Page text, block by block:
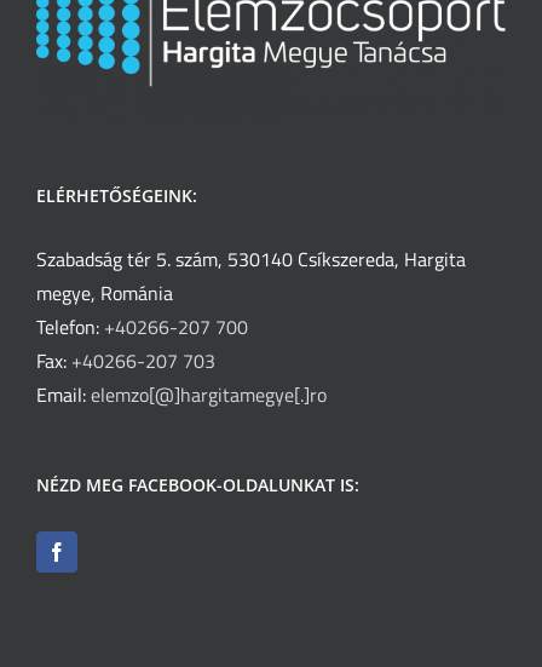
ELÉRHETŐSÉGEINK:
Szabadság tér 5. szám, 530140 Csíkszereda, Hargita
megye, Románia
Telefon: +40266-207 700
Fax: +40266-207 703
Email:elemzo[@]hargitamegye[.]ro
NÉZD MEG FACEBOOK-OLDALUNKAT IS: